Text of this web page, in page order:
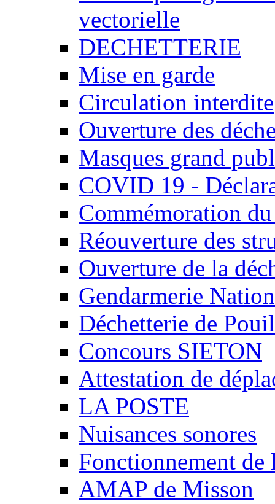
vectorielle
DECHETTERIE
Mise en garde
Circulation interdite
Ouverture des
Masques grand
COVID 19 -
Commémoration
Réouverture des
Ouverture de la
Gendarmerie
Déchetterie de
Concours SIETON
Attestation de
LA POSTE
Nuisances sonores
Fonctionnement
AMAP de Misson